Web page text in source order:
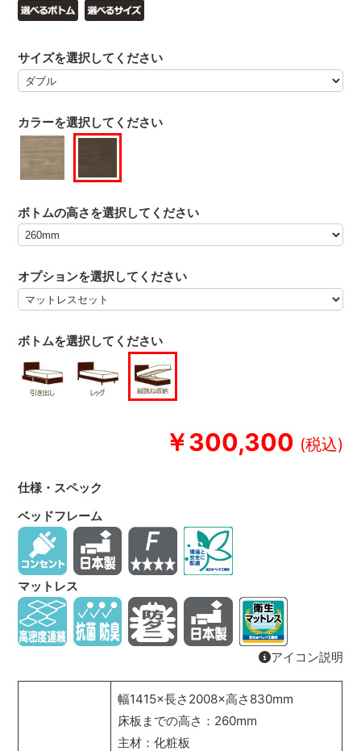
￥300,300
カラーを選択してください
サイズを選択してください
ボトムの高さを選択してください
オプションを選択してください
ボトムを選択してください
仕様・スペック
ベッドフレーム
マットレス
アイコン説明
幅1415×長さ2008×高さ830mm
床板までの高さ：260mm
主材：化粧板